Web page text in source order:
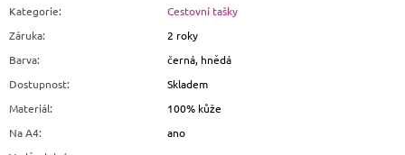
Kategorie:
Cestovní tašky
Záruka:
2 roky
Barva:
černá, hnědá
Dostupnost:
Skladem
Materiál:
100% kůže
Na A4:
ano